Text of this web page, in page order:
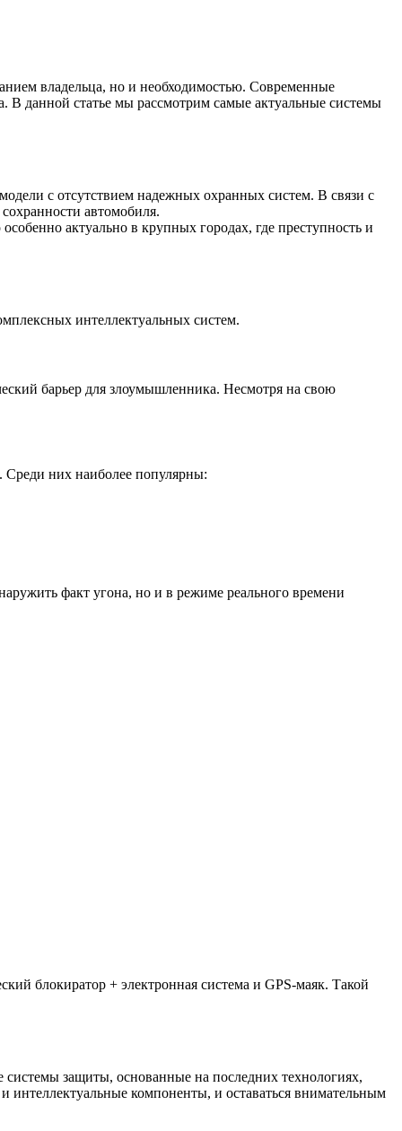
владельца, но и необходимостью. Современные
В данной статье мы рассмотрим самые актуальные системы
с отсутствием надежных охранных систем. В связи с
автомобиля.
актуально в крупных городах, где преступность и
интеллектуальных систем.
барьер для злоумышленника. Несмотря на свою
Среди них наиболее популярны:
факт угона, но и в режиме реального времени
блокиратор + электронная система и GPS-маяк. Такой
защиты, основанные на последних технологиях,
интеллектуальные компоненты, и оставаться внимательным